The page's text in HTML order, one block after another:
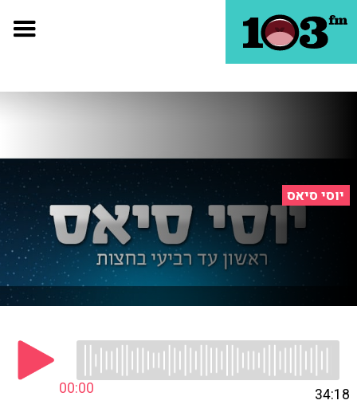
יוסי סיאס
00:00 34:18